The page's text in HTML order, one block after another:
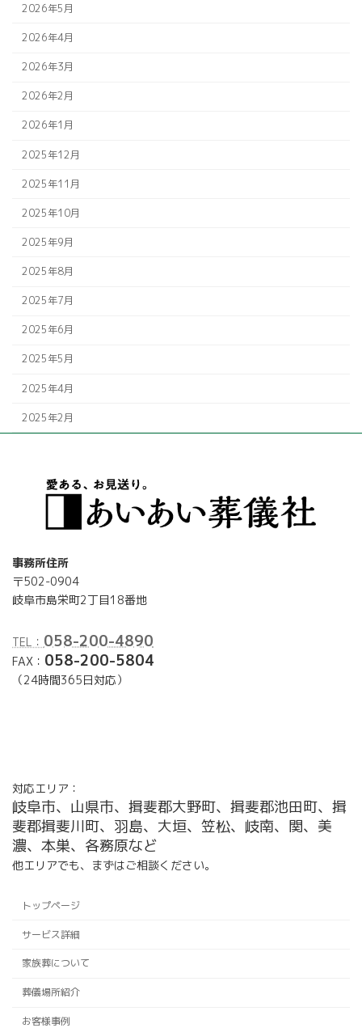
2026年5月
2026年4月
2026年3月
2026年2月
2026年1月
2025年12月
2025年11月
2025年10月
2025年9月
2025年8月
2025年7月
2025年6月
2025年5月
2025年4月
2025年2月
事務所住所
〒502-0904
岐阜市島栄町2丁目18番地
TEL： 058-200-4890
FAX： 058-200-5804
（24時間365日対応）
対応エリア：
岐阜市、山県市、揖斐郡大野町、揖斐郡池田町、揖
斐郡揖斐川町、羽島、大垣、笠松、岐南、関、美
濃、本巣、各務原など
他エリアでも、まずはご相談ください。
トップページ
サービス詳細
家族葬について
葬儀場所紹介
お客様事例